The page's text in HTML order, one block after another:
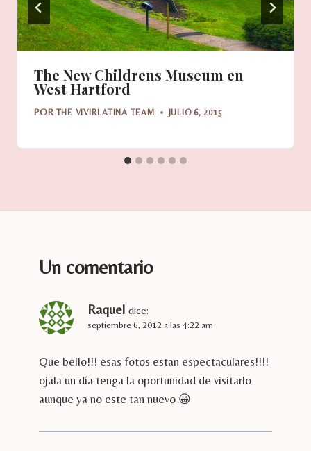
The New Childrens Museum en
West Hartford
POR THE VIVIRLATINA TEAM JULIO 6, 2015
Un comentario
Raquel dice:
septiembre 6, 2012 a las 4:22 am
Que bello!!! esas fotos estan espectaculares!!!!
ojala un día tenga la oportunidad de visitarlo
aunque ya no este tan nuevo 😀